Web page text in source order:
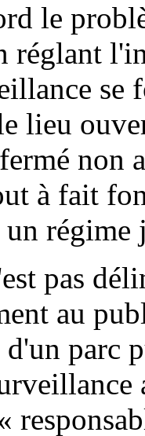
le
réglant
lieu
non
à fait
pas
au
d'un parc